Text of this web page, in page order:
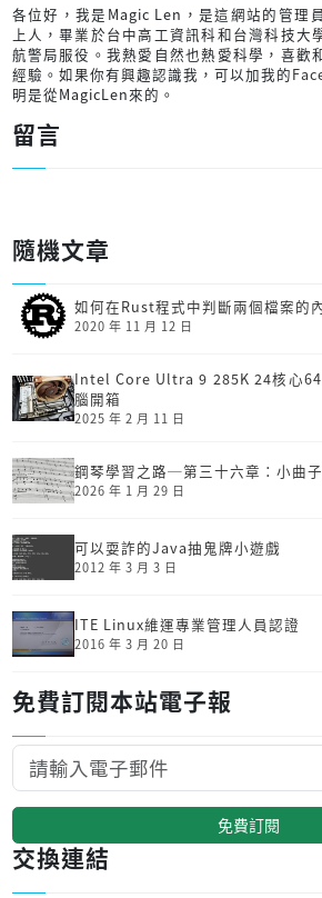
各位好，我是Magic Len，是這網站的管理
上人，畢業於台中高工資訊科和台灣科技大
航警局服役。我熱愛自然也熱愛科學，喜歡
經驗。如果你有興趣認識我，可以加我的
明是從MagicLen來的。
留言
隨機文章
如何在Rust程式中判斷兩個檔案的
2020 年 11 月 12 日
Intel Core Ultra 9 285K 24核心
腦開箱
2025 年 2 月 11 日
鋼琴學習之路─第三十六章：小曲
2026 年 1 月 29 日
可以耍詐的Java抽鬼牌小遊戲
2012 年 3 月 3 日
ITE Linux維運專業管理人員認證
2016 年 3 月 20 日
免費訂閱本站電子報
免費訂閱
交換連結